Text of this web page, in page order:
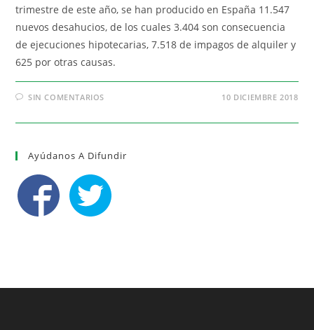
trimestre de este año, se han producido en España 11.547
nuevos desahucios, de los cuales 3.404 son consecuencia
de ejecuciones hipotecarias, 7.518 de impagos de alquiler y
625 por otras causas.
SIN COMENTARIOS 10 DICIEMBRE 2018
Ayúdanos A Difundir